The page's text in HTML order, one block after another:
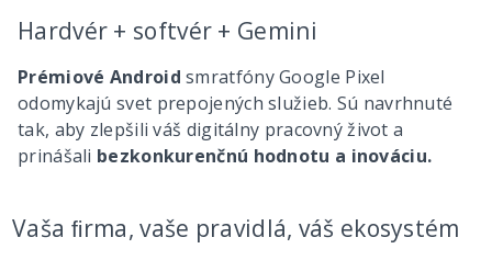
Hardvér + softvér + Gemini
Prémiové Android smratfóny Google Pixel
odomykajú svet prepojených služieb. Sú navrhnuté
tak, aby zlepšili váš digitálny pracovný život a
prinášali bezkonkurenčnú hodnotu a inováciu.
Vaša ﬁrma, vaše pravidlá, váš ekosystém